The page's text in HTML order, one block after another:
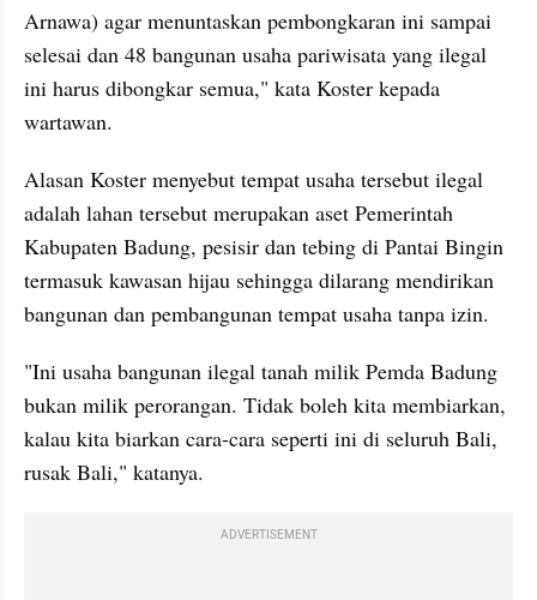
Arnawa) agar menuntaskan pembongkaran ini sampai
selesai dan 48 bangunan usaha pariwisata yang ilegal
ini harus dibongkar semua," kata Koster kepada
wartawan.
Alasan Koster menyebut tempat usaha tersebut ilegal
adalah lahan tersebut merupakan aset Pemerintah
Kabupaten Badung, pesisir dan tebing di Pantai Bingin
termasuk kawasan hijau sehingga dilarang mendirikan
bangunan dan pembangunan tempat usaha tanpa izin.
"Ini usaha bangunan ilegal tanah milik Pemda Badung
bukan milik perorangan. Tidak boleh kita membiarkan,
kalau kita biarkan cara-cara seperti ini di seluruh Bali,
rusak Bali," katanya.
ADVERTISEMENT